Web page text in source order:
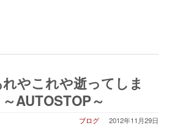
やこれや逝ってしま
～
2012年11月29日
ブログ